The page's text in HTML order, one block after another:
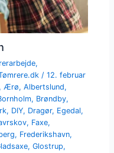
,
/12. februar
,Ærø,Albertslund,
, Brøndby,
, DIY, Dragør, Egedal,
, Faxe,
, Frederikshavn,
,Glostrup,